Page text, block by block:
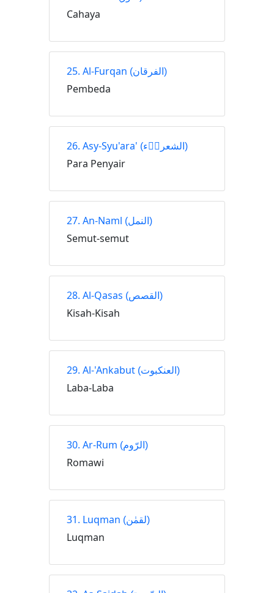
Cahaya
25. Al-Furqan (الفرقان)
Pembeda
26. Asy-Syu'ara' (الشعراۤء)
Para Penyair
27. An-Naml (النمل)
Semut-semut
28. Al-Qasas (القصص)
Kisah-Kisah
29. Al-'Ankabut (العنكبوت)
Laba-Laba
30. Ar-Rum (الرّوم)
Romawi
31. Luqman (لقمٰن)
Luqman